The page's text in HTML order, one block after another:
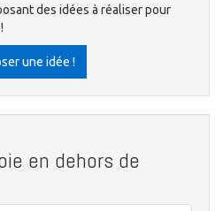
des idées à réaliser pour
une idée !
en dehors de